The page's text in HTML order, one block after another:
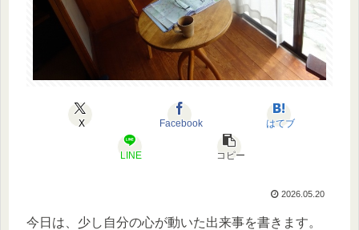
X Facebook はてブ
LINE コピー
2026.05.20
今日は、少し自分の心が動いた出来事を書きます。